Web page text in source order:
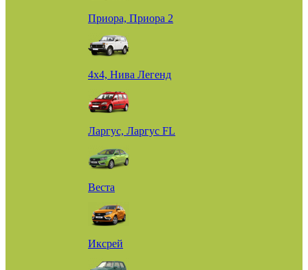
Приора, Приора 2
4х4, Нива Легенд
Ларгус, Ларгус FL
Веста
Иксрей